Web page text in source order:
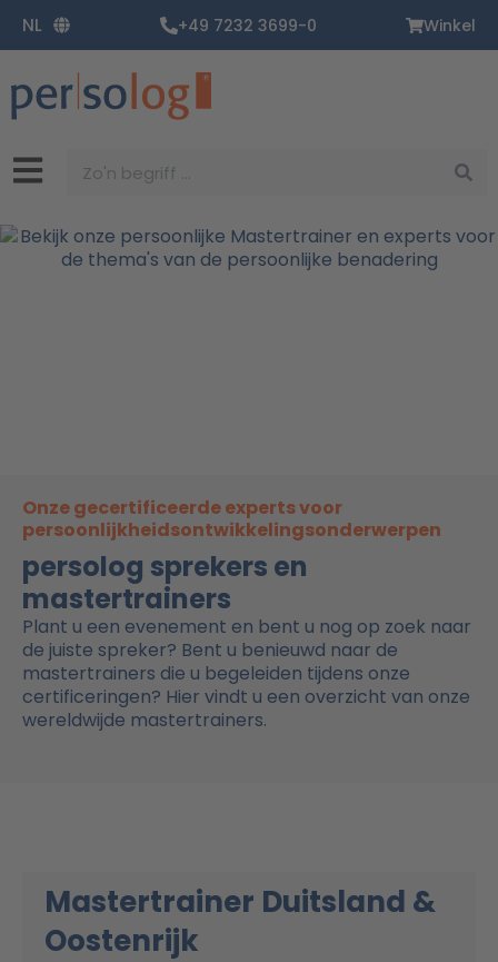
naar
de
inhoud
NL +49 7232 3699-0 Winkel
Onze gecertificeerde experts voor
persoonlijkheidsontwikkelingsonderwerpen
persolog sprekers en
mastertrainers​
Plant u een evenement en bent u nog op zoek naar
de juiste spreker? Bent u benieuwd naar de
mastertrainers die u begeleiden tijdens onze
certificeringen? Hier vindt u een overzicht van onze
wereldwijde mastertrainers.
Mastertrainer Duitsland &
Oostenrijk